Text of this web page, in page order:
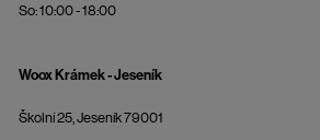
So: 10:00 - 18:00
Woox Krámek - Jeseník
Školní 25, Jeseník 79001